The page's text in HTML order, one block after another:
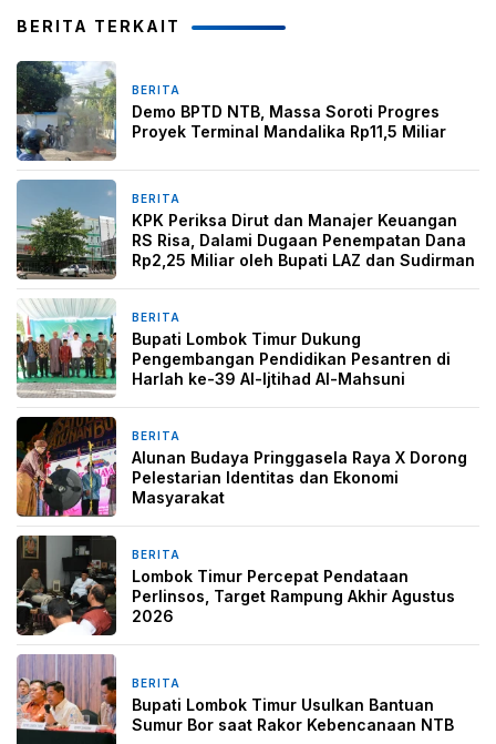
BERITA TERKAIT
BERITA
Demo BPTD NTB, Massa Soroti Progres
Proyek Terminal Mandalika Rp11,5 Miliar
BERITA
KPK Periksa Dirut dan Manajer Keuangan
RS Risa, Dalami Dugaan Penempatan Dana
Rp2,25 Miliar oleh Bupati LAZ dan Sudirman
BERITA
Bupati Lombok Timur Dukung
Pengembangan Pendidikan Pesantren di
Harlah ke-39 Al-Ijtihad Al-Mahsuni
BERITA
Alunan Budaya Pringgasela Raya X Dorong
Pelestarian Identitas dan Ekonomi
Masyarakat
BERITA
Lombok Timur Percepat Pendataan
Perlinsos, Target Rampung Akhir Agustus
2026
BERITA
Bupati Lombok Timur Usulkan Bantuan
Sumur Bor saat Rakor Kebencanaan NTB